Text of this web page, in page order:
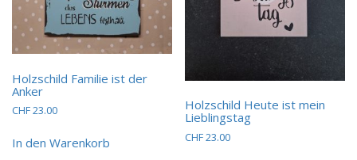
Holzschild Familie ist der
Anker
CHF23.00
In den Warenkorb
Holzschild Heute ist mein
Lieblingstag
CHF23.00